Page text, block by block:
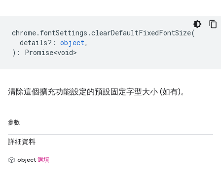
chrome. fontSettings .clearDefaultFixedFontSize(
details? : object,
) : Promise<void>
清除這個擴充功能設定的預設固定字型大小 (如有)。
參數
詳細資料
object 選填